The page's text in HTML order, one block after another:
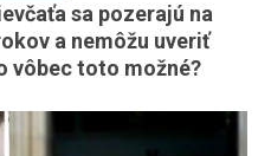
sa pozerajú na
a nemôžu uveriť
vôbec toto možné?